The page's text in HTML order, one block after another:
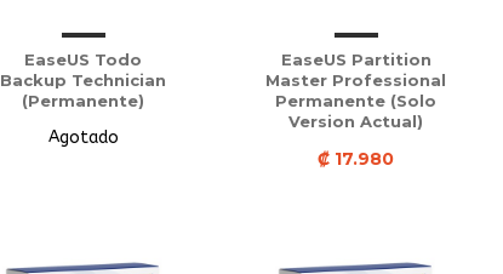
EaseUS Todo
Backup Technician
(Permanente)
Agotado
EaseUS Partition
Master Professional
Permanente (solo
Version Actual)
₡ 17.980